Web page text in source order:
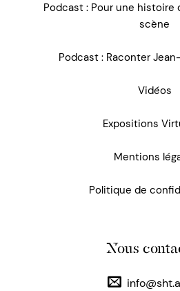
Podcast : Pour une
scène
Podcast : Raconter
Vidéos
Expositions
Mentions
Politique de
Nous